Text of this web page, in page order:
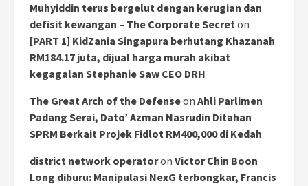
Muhyiddin terus bergelut dengan kerugian dan
defisit kewangan – The Corporate Secreton
[PART 1] KidZania Singapura berhutang Khazanah
RM184.17 juta, dijual harga murah akibat
kegagalan Stephanie Saw CEO DRH
The Great Arch of the Defenseon Ahli Parlimen
Padang Serai, Dato’ Azman Nasrudin Ditahan
SPRM Berkait Projek Fidlot RM400,000 di Kedah
district network operatoron Victor Chin Boon
Long diburu: Manipulasi NexG terbongkar, Francis